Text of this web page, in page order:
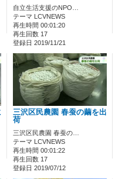
自立生活支援のNPO…
テーマ LCVNEWS
再生時間 00:01:20
再生回数 17
登録日 2019/11/21
三沢区民農園 春蚕の繭を出
荷
三沢区民農園 春蚕の…
テーマ LCVNEWS
再生時間 00:01:22
再生回数 17
登録日 2019/07/12